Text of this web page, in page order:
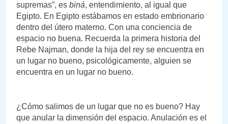
supremas”, es biná, entendimiento, al igual que
Egipto. En Egipto estábamos en estado embrionario
dentro del útero materno. Con una conciencia de
espacio no buena. Recuerda la primera historia del
Rebe Najman, donde la hija del rey se encuentra en
un lugar no bueno, psicológicamente, alguien se
encuentra en un lugar no bueno.
¿Cómo salimos de un lugar que no es bueno? Hay
que anular la dimensión del espacio. Anulación es el